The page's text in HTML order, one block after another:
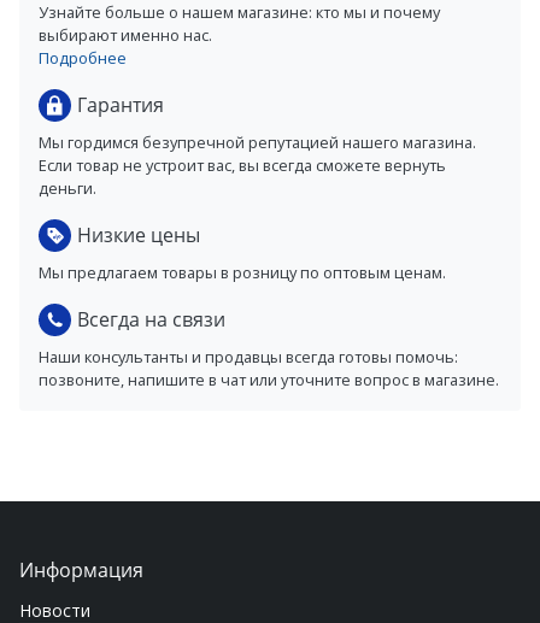
Узнайте больше о нашем магазине: кто мы и почему
выбирают именно нас.
Подробнее
Гарантия
Мы гордимся безупречной репутацией нашего магазина.
Если товар не устроит вас, вы всегда сможете вернуть
деньги.
Низкие цены
Мы предлагаем товары в розницу по оптовым ценам.
Всегда на связи
Наши консультанты и продавцы всегда готовы помочь:
позвоните, напишите в чат или уточните вопрос в магазине.
Информация
Новости